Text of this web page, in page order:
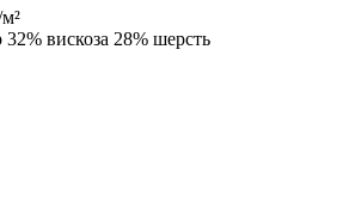
вискоза 28% шерсть